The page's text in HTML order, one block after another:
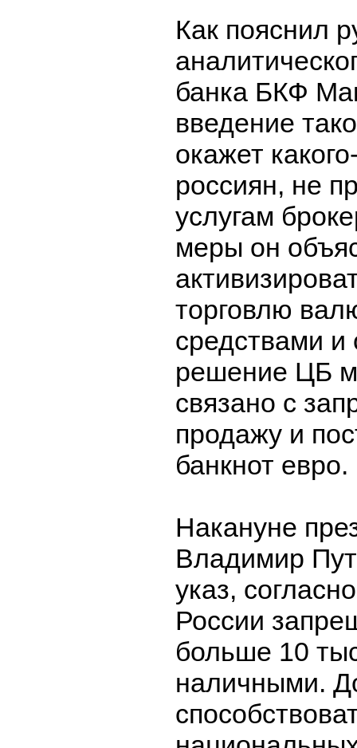
Как пояснил
банка БКФ
введение
окажет
россиян, не
услугам
меры он
торговлю
средствами и
решение ЦБ
связано с
продажу и
банкнот евро.
Накануне
Владимир
указ,
России
больше 10
наличными.